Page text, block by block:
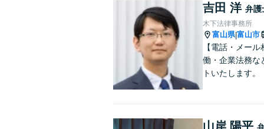
吉田 洋 弁護
木下法律事務所
富山県|富山市
【電話・メー
働・企業法務な
トいたします
山岸 陽平